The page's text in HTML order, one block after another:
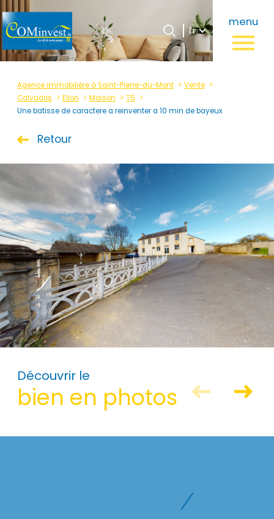
menu
Langue
fr
Accueil Langue
fr
Agence immobilière à Saint-Pierre-du-Mont
Vente
Calvados
Ellon Maison
T5
Une batisse de caractere a reinventer a 10 min de bayeux
Retour
Découvrir le
bien en photos